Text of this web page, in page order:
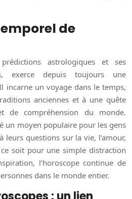
de
prédictions astrologiques et ses
exerce depuis toujours une
incarne un voyage dans le temps,
anciennes et à une quête
de compréhension du monde.
un moyen populaire pour les gens
leurs questions sur la vie, l’amour,
soit pour une simple distraction
l’horoscope continue de
dans le monde entier.